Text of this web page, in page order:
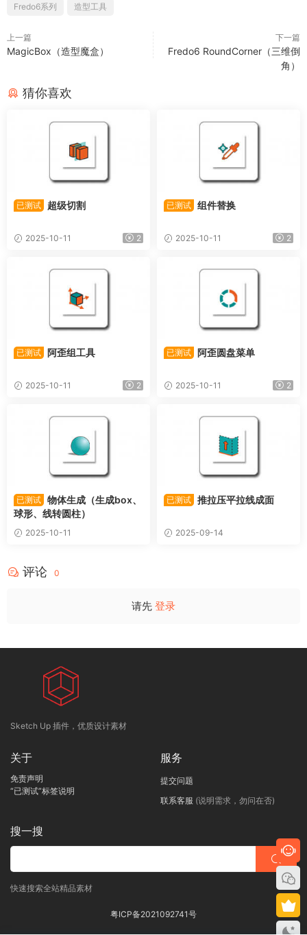
Fredo6系列 造型工具
上一篇
MagicBox（造型魔盒）
下一篇
Fredo6 RoundCorner（三维倒
角）
猜你喜欢
已测试 超级切割
2025-10-11 2
已测试 组件替换
2025-10-11 2
已测试 阿歪组工具
2025-10-11 2
已测试 阿歪圆盘菜单
2025-10-11 2
已测试 物体生成（生成box、
球形、线转圆柱）
2025-10-11
已测试 推拉压平拉线成面
2025-09-14
评论 0
请先 登录
Sketch Up 插件，优质设计素材
关于
免责声明
“已测试”标签说明
服务
提交问题
联系客服 (说明需求，勿问在否)
搜一搜
快速搜索全站精品素材
粤ICP备2021092741号